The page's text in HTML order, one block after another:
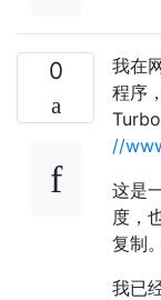
0
我在
程序
//
这是
度，
复制
我已